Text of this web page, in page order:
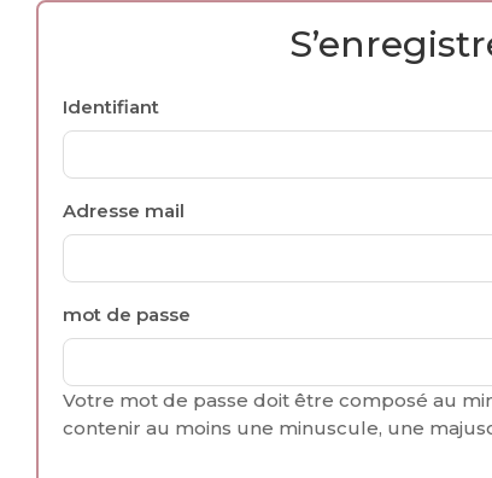
Identifiant
Adresse mail
mot de passe